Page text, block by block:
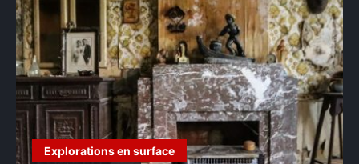
Explorations en surface
A propos
CONTACT